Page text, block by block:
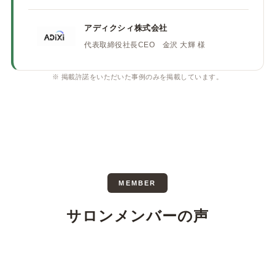
アディクシィ株式会社
代表取締役社長CEO 金沢 大輝 様
※ 掲載許諾をいただいた事例のみを掲載しています。
MEMBER
サロンメンバーの声